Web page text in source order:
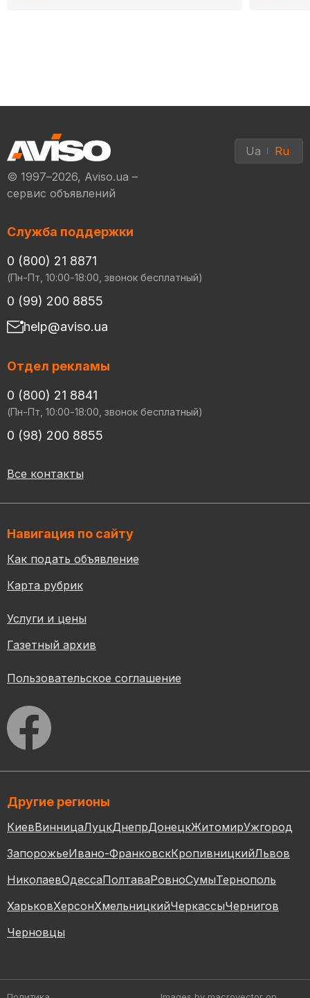
© 1997–2026, Aviso.ua –
сервис объявлений
Ua Ru
Служба поддержки
0 (800) 21 8871
(Пн-Пт, 10:00-18:00, звонок бесплатный)
0 (99) 200 8855
help@aviso.ua
Отдел рекламы
0 (800) 21 8841
(Пн-Пт, 10:00-18:00, звонок бесплатный)
0 (98) 200 8855
Все контакты
Навигация по сайту
Как подать объявление
Карта рубрик
Услуги и цены
Газетный архив
Пользовательское соглашение
Другие регионы
КиевВинницаЛуцкДнепрДонецкЖитомирУжгород
ЗапорожьеИвано-ФранковскКропивницкийЛьвов
НиколаевОдессаПолтаваРовноСумыТернополь
ХарьковХерсонХмельницкийЧеркассыЧернигов
Черновцы